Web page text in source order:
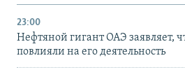
23:00
Нефтяной гигант ОАЭ заявляет,
повлияли на его деятельность